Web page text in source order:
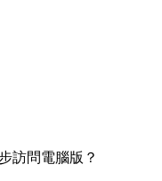
訪問電腦版？